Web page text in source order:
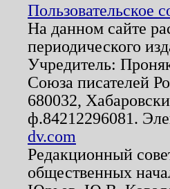
Пользовательское
На данном сайте
периодического
Учредитель:
Союза писателей
680032,
ф.84212296081.
dv.com
Редакционный
общественных